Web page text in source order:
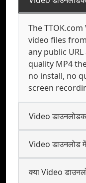
The
video files
any public
quality MP4
no install, no
screen
Video
Video डाउनलोड
क्या Video